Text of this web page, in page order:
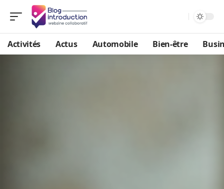
Activités Actus Automobile Bien-être